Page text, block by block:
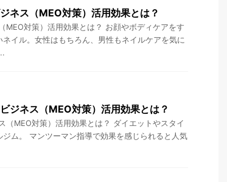
ネス（MEO対策）活用効果とは？
MEO対策）活用効果とは？ お顔やボディケアをす
イル。女性はもちろん、男性もネイルケアを気に
ジネス（MEO対策）活用効果とは？
（MEO対策）活用効果とは？ ダイエットやスタイ
ム。 マンツーマン指導で効果を感じられると人気